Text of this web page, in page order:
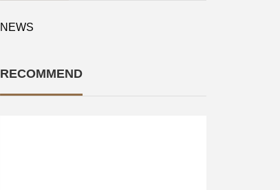
NEWS
RECOMMEND